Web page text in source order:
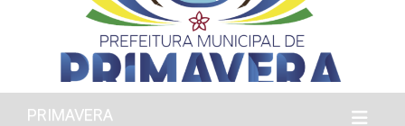
PRIMAVERA